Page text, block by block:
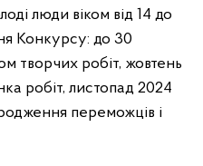
люди віком від 14 до
Конкурсу: до 30
творчих робіт, жовтень
робіт, листопад 2024
переможців і